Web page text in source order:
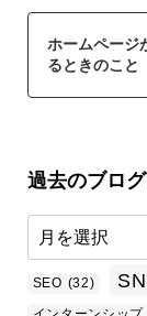
ホームページ
るときのこと
過去のブロ
SEO (32)